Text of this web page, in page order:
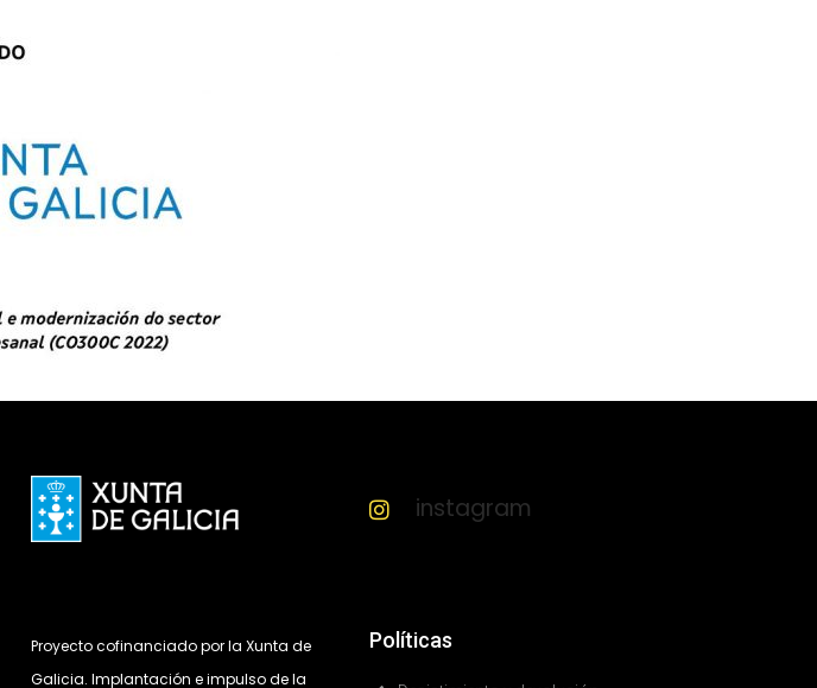
instagram
Proyecto cofinanciado por la Xunta de
Galicia. Implantación e impulso de la
Políticas